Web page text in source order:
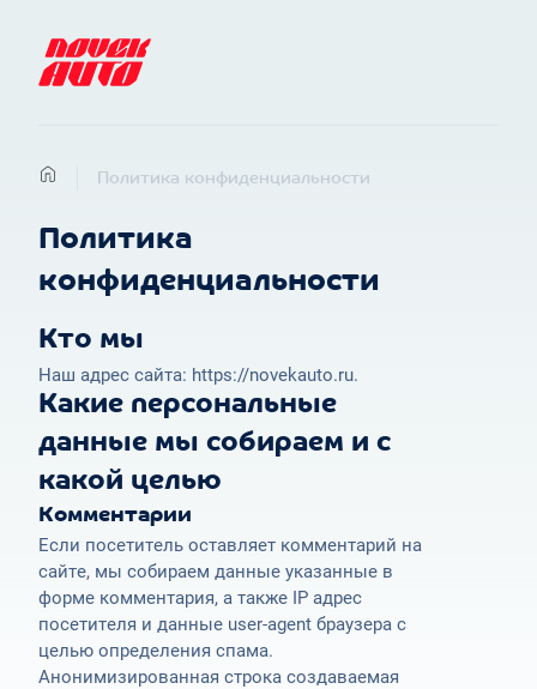
Политика конфиденциальности
Политика
конфиденциальности
Кто мы
Наш адрес сайта: https://novekauto.ru.
Какие персональные
данные мы собираем и с
какой целью
Комментарии
Если посетитель оставляет комментарий на
сайте, мы собираем данные указанные в
форме комментария, а также IP адрес
посетителя и данные user-agent браузера с
целью определения спама.
Анонимизированная строка создаваемая